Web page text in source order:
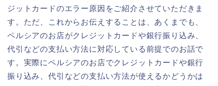
ジットカードのエラー原因をご紹介させていただきま
す。ただ、これからお伝えすることは、あくまでも、
ペルシアのお店がクレジットカードや銀行振り込み、
代引などの支払い方法に対応している前提でのお話で
す。実際にペルシアのお店でクレジットカードや銀行
振り込み、代引などの支払い方法が使えるかどうかは